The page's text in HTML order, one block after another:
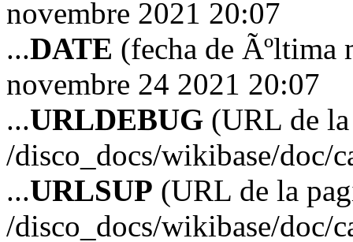
novembre 2021 20:07
...DATE (fecha de
novembre 24 2021 20:07
...URLDEBUG (URL de
/disco_docs/wikibase/doc/
...URLSUP (URL de la
/disco_docs/wikibase/doc/